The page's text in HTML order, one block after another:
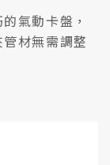
氣動卡盤，
材無需調整